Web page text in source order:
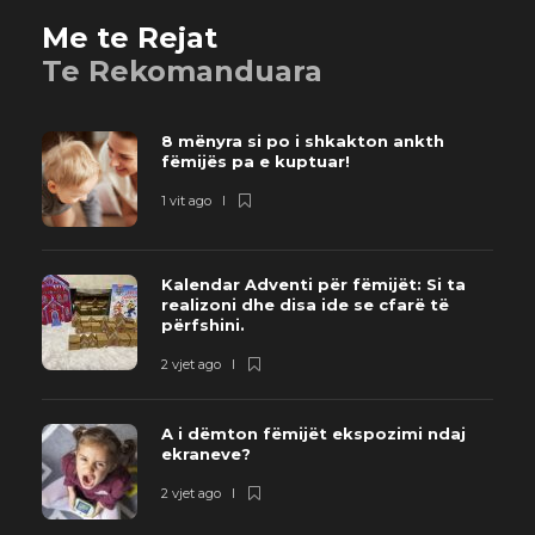
Me te Rejat
Te Rekomanduara
8 mënyra si po i shkakton ankth
fëmijës pa e kuptuar!
1 vit ago
Kalendar Adventi për fëmijët: Si ta
realizoni dhe disa ide se cfarë të
përfshini.
2 vjet ago
A i dëmton fëmijët ekspozimi ndaj
ekraneve?
2 vjet ago